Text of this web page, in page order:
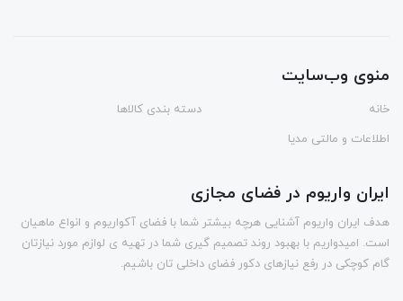
منوی وب‌سایت
خانه
دسته بندی کالاها
اطلاعات و مالتی مدیا
ایران واریوم در فضای مجازی
هدف ایران واریوم آشنایی هرچه بیشتر شما با فضای آکواریوم و انواع ماهیان
است. امیدواریم با بهبود روند تصمیم گیری شما در تهیه ی لوازم مورد نیازتان
گام کوچکی در رفع نیازهای دکور فضای داخلی تان باشیم.